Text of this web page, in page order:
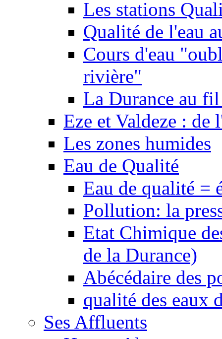
Les stations
Qualité de l'eau
Cours d'eau
rivière"
La Durance au
Eze et Valdeze : de
Les zones humides
Eau de Qualité
Eau de qualité =
Pollution: la
Etat Chimique
de la Durance)
Abécédaire des
qualité des eaux
Ses Affluents